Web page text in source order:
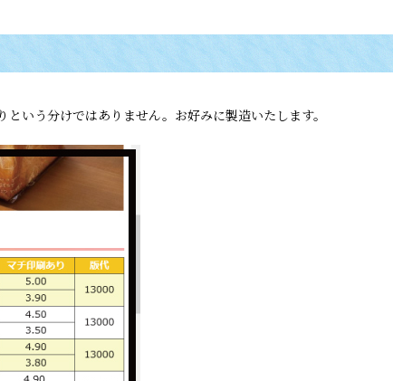
いう分けではありません。お好みに製造いたします。